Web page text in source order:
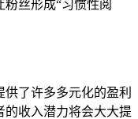
丝形成“习惯性阅
了许多多元化的盈利
的收入潜力将会大大提